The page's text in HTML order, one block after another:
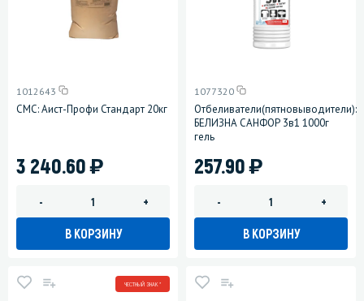
1012643
СМС: Аист-Профи Стандарт 20кг
3 240.60)
- +
В КОРЗИНУ
1077320
Отбеливатели(пятновыводители):
БЕЛИЗНА САНФОР 3в1 1000г
гель
257.90)
- +
В КОРЗИНУ
ЧЕСТНЫЙ ЗНАК *